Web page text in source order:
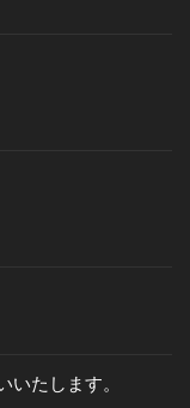
いたします。